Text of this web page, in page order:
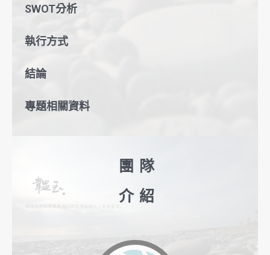
SWOT分析
執行方式
結論
專題相關資料
團隊
介紹